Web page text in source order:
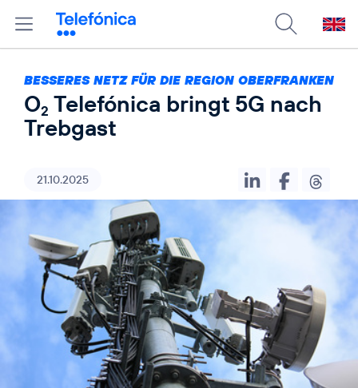
BESSERES NETZ FÜR DIE REGION OBERFRANKEN
O2 Telefónica bringt 5G nach
Trebgast
21.10.2025